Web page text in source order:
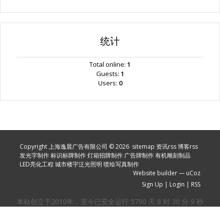
统计
Total online: 1
Guests: 1
Users: 0
Copyright 上海逸晨广告有限公司 © 2026 sitemap 资讯rss博客rss
发光字制作标识标牌制作灯箱招牌制作 广告牌制作有机雕刻制品
LED亮化工程 城市楼宇泛光照明 喷绘写真制作
Website builder— uCoz
Sign Up | Login | RSS
本站创立于2010年，至今已安全运行 5790天 8时 30分 10 秒